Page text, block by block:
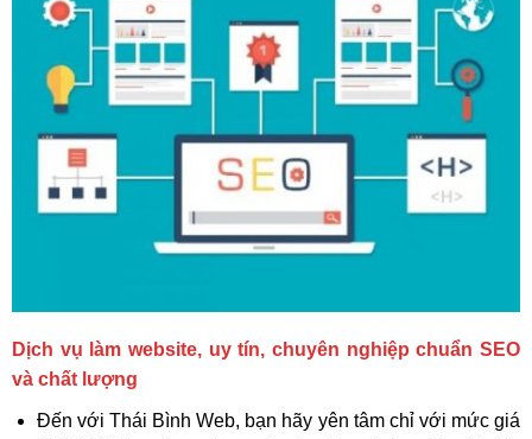
Dịch vụ làm website, uy tín, chuyên nghiệp chuẩn SEO
và chất lượng
Đến với Thái Bình Web, bạn hãy yên tâm chỉ với mức giá